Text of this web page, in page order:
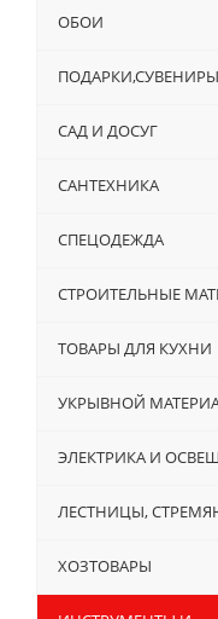
ОБОИ
ПОДАРКИ,СУВЕНИРЫ
САД И ДОСУГ
САНТЕХНИКА
СПЕЦОДЕЖДА
СТРОИТЕЛЬНЫЕ
ТОВАРЫ ДЛЯ КУХНИ
УКРЫВНОЙ
ЭЛЕКТРИКА И
ЛЕСТНИЦЫ,
ХОЗТОВАРЫ